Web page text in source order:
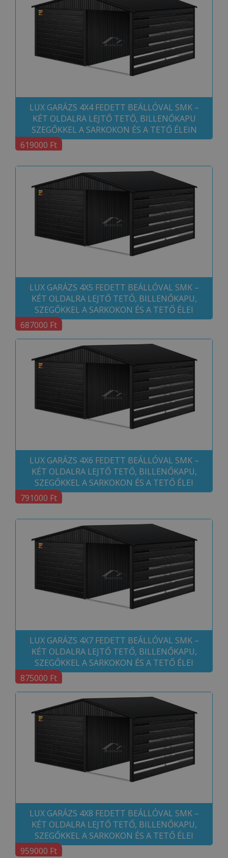
LUX GARÁZS 4X4 FEDETT BEÁLLÓVAL SMK –
KÉT OLDALRA LEJTŐ TETŐ, BILLENŐKAPU
SZEGŐKKEL A SARKOKON ÉS A TETŐ ÉLEIN
619000 Ft
LUX GARÁZS 4X5 FEDETT BEÁLLÓVAL SMK –
KÉT OLDALRA LEJTŐ TETŐ, BILLENŐKAPU,
SZEGŐKKEL A SARKOKON ÉS A TETŐ ÉLEI
687000 Ft
LUX GARÁZS 4X6 FEDETT BEÁLLÓVAL SMK –
KÉT OLDALRA LEJTŐ TETŐ, BILLENŐKAPU,
SZEGŐKKEL A SARKOKON ÉS A TETŐ ÉLEI
791000 Ft
LUX GARÁZS 4X7 FEDETT BEÁLLÓVAL SMK –
KÉT OLDALRA LEJTŐ TETŐ, BILLENŐKAPU,
SZEGŐKKEL A SARKOKON ÉS A TETŐ ÉLEI
875000 Ft
LUX GARÁZS 4X8 FEDETT BEÁLLÓVAL SMK –
KÉT OLDALRA LEJTŐ TETŐ, BILLENŐKAPU,
SZEGŐKKEL A SARKOKON ÉS A TETŐ ÉLEI
959000 Ft